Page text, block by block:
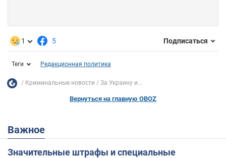
1 5 Подписаться
Теги Редакционная политика
Криминальные новости За Украину и...
Вернуться на главную OBOZ
Важное
Значительные штрафы и специальные